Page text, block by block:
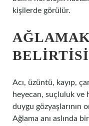
kişilerde görülür.
Acı, üzüntü, kayıp,
heyecan, suçluluk ve
duygu gözyaşlarının
Ağlama anı aslında